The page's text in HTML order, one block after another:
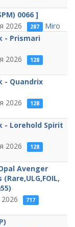
0066 ]
2026 287
Miro
- Prismari
2026 128
- Quandrix
2026 128
- Lorehold Spirit
2026 128
Avenger
717